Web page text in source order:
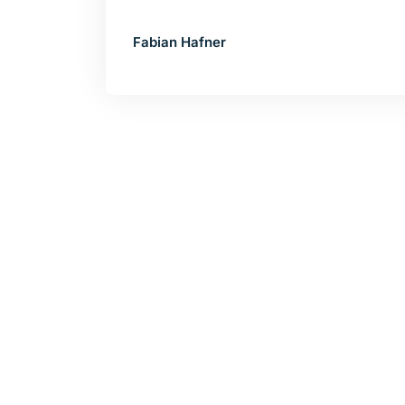
Fabian Hafner